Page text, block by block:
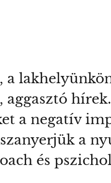
a
aggasztó
a negatív
a
és